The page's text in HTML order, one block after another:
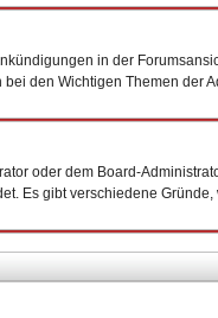
in der
den Wichtigen Themen der
oder dem Board-
Es gibt verschiedene